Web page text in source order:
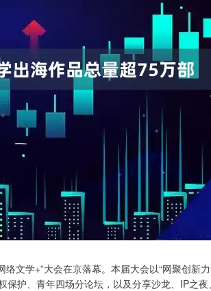
文学+”大会在京落幕。本届大会以“网聚创新
护、青年四场分论坛，以及分享沙龙、IP之